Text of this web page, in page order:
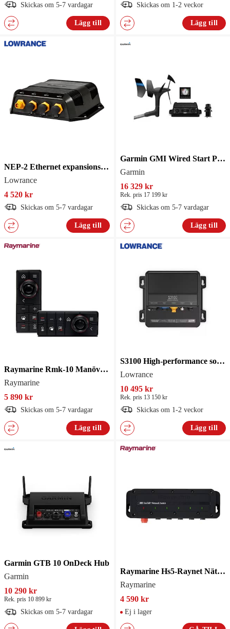
Skickas om 5-7 vardagar
Lägg till
Skickas om 1-2 veckor
Lägg till
NEP-2 Ethernet expansionsmodul
Lowrance
4 520 kr
Skickas om 5-7 vardagar
Lägg till
Garmin GMI Wired Start Pack 52 (DST810)
Garmin
16 329 kr
Rek. pris 17 199 kr
Skickas om 5-7 vardagar
Lägg till
Raymarine Rmk-10 Manöverpanel
Raymarine
5 890 kr
Skickas om 5-7 vardagar
Lägg till
S3100 High-performance sonar module. Two
Lowrance
10 495 kr
Rek. pris 13 150 kr
Skickas om 1-2 veckor
Lägg till
Garmin GTB 10 OnDeck Hub
Garmin
10 290 kr
Rek. pris 10 899 kr
Skickas om 5-7 vardagar
Raymarine Hs5-Raynet Nätverkswitch
Raymarine
4 590 kr
Ej i lager